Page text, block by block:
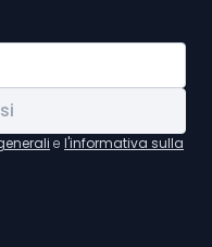
e l'informativa sulla